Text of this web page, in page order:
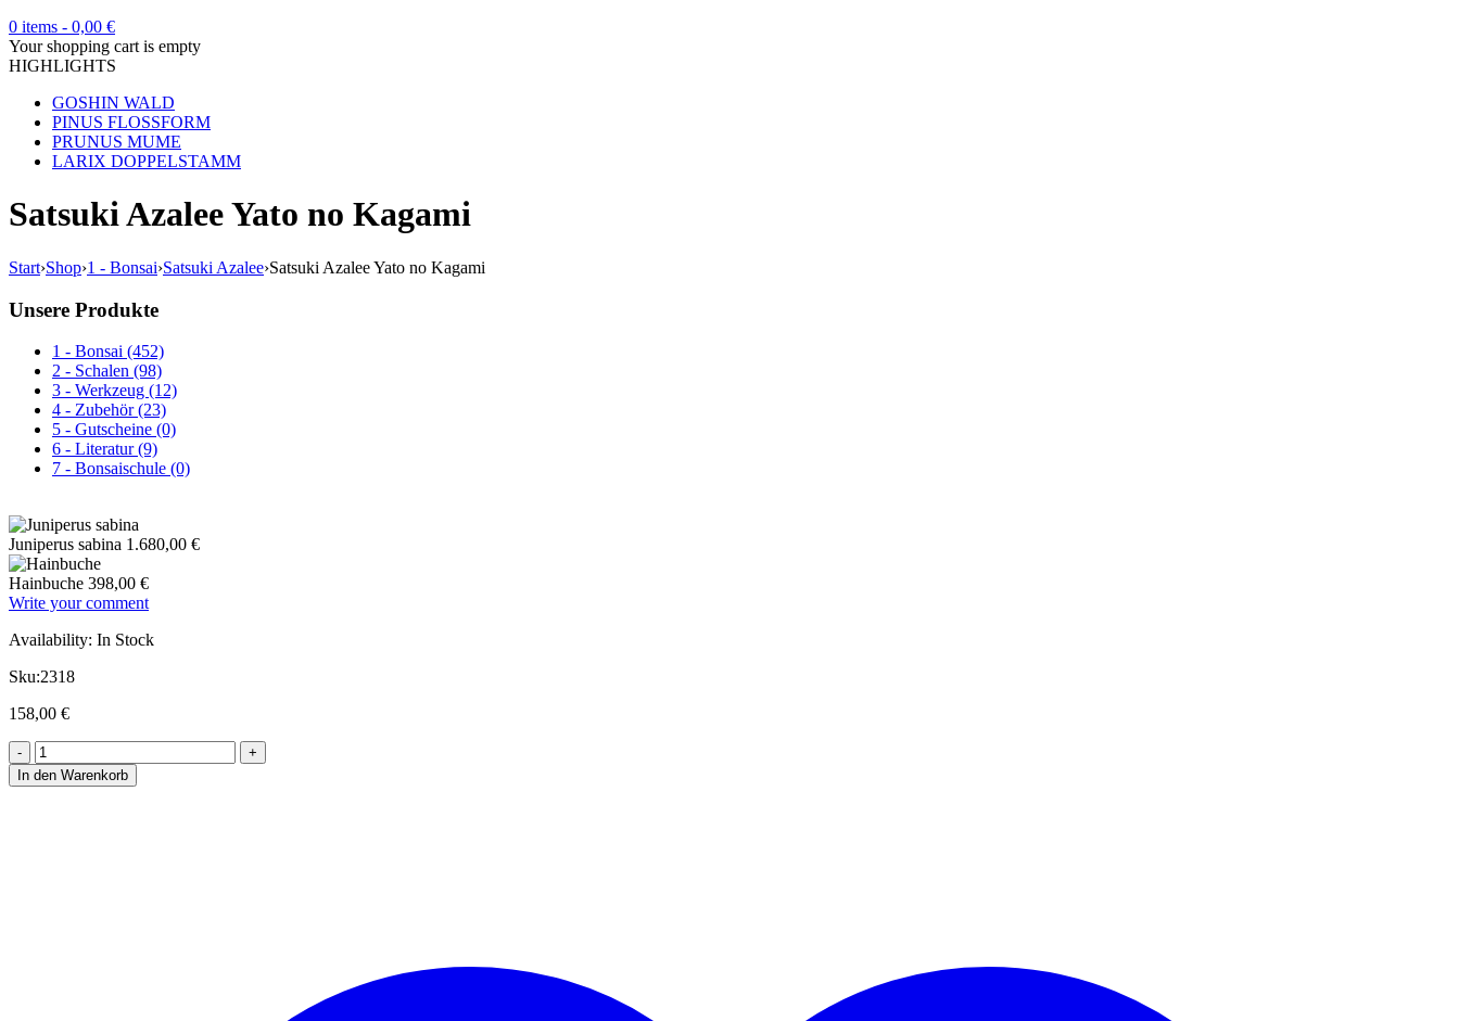
0 items - 0,00 €
Your shopping cart is empty
HIGHLIGHTS
GOSHIN WALD
PINUS FLOSSFORM
PRUNUS MUME
LARIX DOPPELSTAMM
Satsuki Azalee Yato no Kagami
Start›Shop›1 - Bonsai›Satsuki Azalee›Satsuki Azalee Yato no Kagami
Unsere Produkte
1 - Bonsai (452)
2 - Schalen (98)
3 - Werkzeug (12)
4 - Zubehör (23)
5 - Gutscheine (0)
6 - Literatur (9)
7 - Bonsaischule (0)
Juniperus sabina 1.680,00 €
Hainbuche 398,00 €
Write your comment
Availability: In Stock
Sku:2318
158,00 €
In den Warenkorb